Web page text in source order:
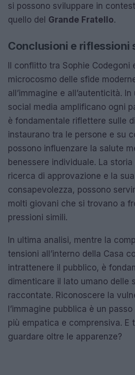
si possono sviluppare in
quello del Grande Fratello.
Conclusioni e riflessioni
Il conflitto tra Sophie Codegoni
microcosmo delle sfide
all’immagine e all’autenticità. In
social media amplificano ogni
è fondamentale riflettere sulle
instaurano tra le persone e su
possono influenzare la salute
benessere individuale. La
ricerca di approvazione e la
consapevolezza, possono
molti giovani che si trovano a
pressioni simili.
In ultima analisi, mentre la
tensioni all’interno della Casa
intrattenere il pubblico, è
dimenticare il lato umano delle
raccontate. Riconoscere la
l’immagine pubblica è un
più empatica e comprensiva. E
guardare oltre le apparenze?